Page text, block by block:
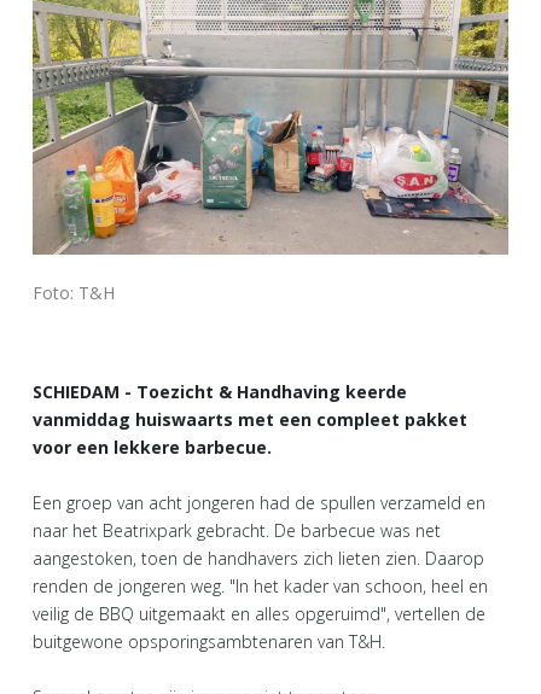
Foto: T&H
SCHIEDAM - Toezicht & Handhaving keerde
vanmiddag huiswaarts met een compleet pakket
voor een lekkere barbecue.
Een groep van acht jongeren had de spullen verzameld en
naar het Beatrixpark gebracht. De barbecue was net
aangestoken, toen de handhavers zich lieten zien. Daarop
renden de jongeren weg. "In het kader van schoon, heel en
veilig de BBQ uitgemaakt en alles opgeruimd", vertellen de
buitgewone opsporingsambtenaren van T&H.